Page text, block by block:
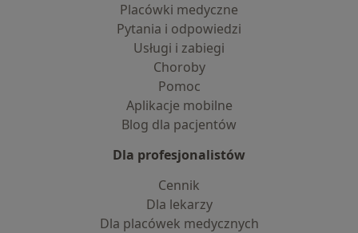
Placówki medyczne
Pytania i odpowiedzi
Usługi i zabiegi
Choroby
Pomoc
Aplikacje mobilne
Blog dla pacjentów
Dla profesjonalistów
Cennik
Dla lekarzy
Dla placówek medycznych